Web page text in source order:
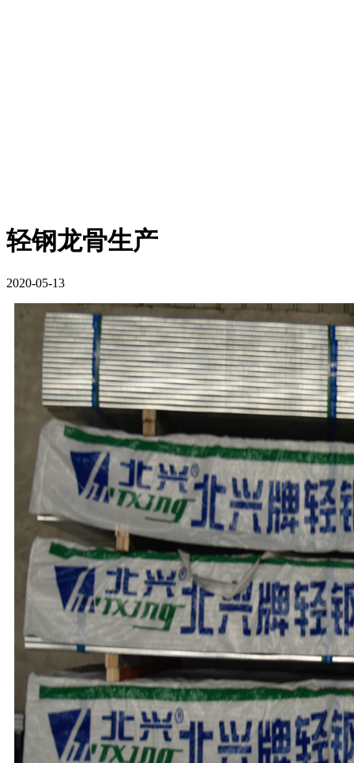
轻钢龙骨生产
2020-05-13